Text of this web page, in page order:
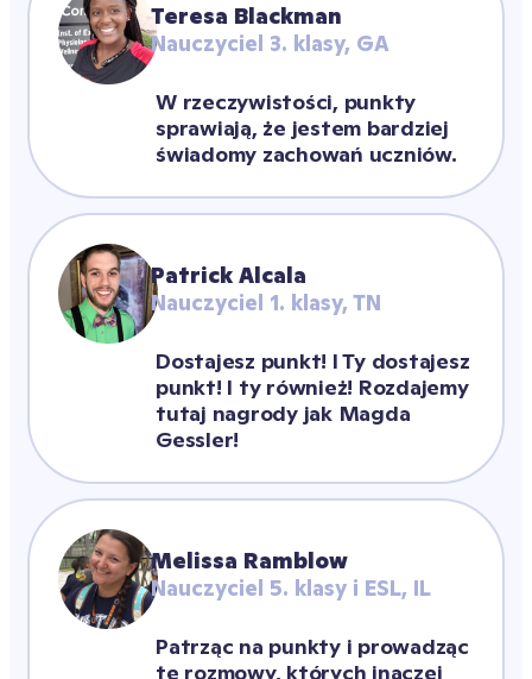
Teresa Blackman
Nauczyciel 3. klasy, GA
W rzeczywistości, punkty
sprawiają, że jestem bardziej
świadomy zachowań uczniów.
Patrick Alcala
Nauczyciel 1. klasy, TN
Dostajesz punkt! I Ty dostajesz
punkt! I ty również! Rozdajemy
tutaj nagrody jak Magda
Gessler!
Melissa Ramblow
Nauczyciel 5. klasy i ESL, IL
Patrząc na punkty i prowadząc
te rozmowy, których inaczej